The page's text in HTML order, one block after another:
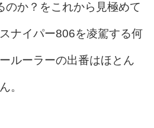
のか？をこれから見極めて
ナイパー806を凌駕する何
ルーラーの出番はほとん
。